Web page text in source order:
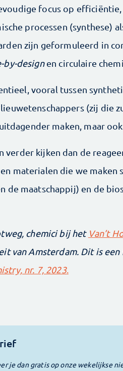
focus op
processen (synthese)
zijn geformuleerd in
by-­designen circulaire
vooral tussen
(zij die
maken, maar
verder kijken dan de
materialen die we maken
de maatschappij) en de
­chemici bij het Van’t
van Amsterdam. Dit is een
nr. 7, 2023.
je dan gratis op onze wekelijkse